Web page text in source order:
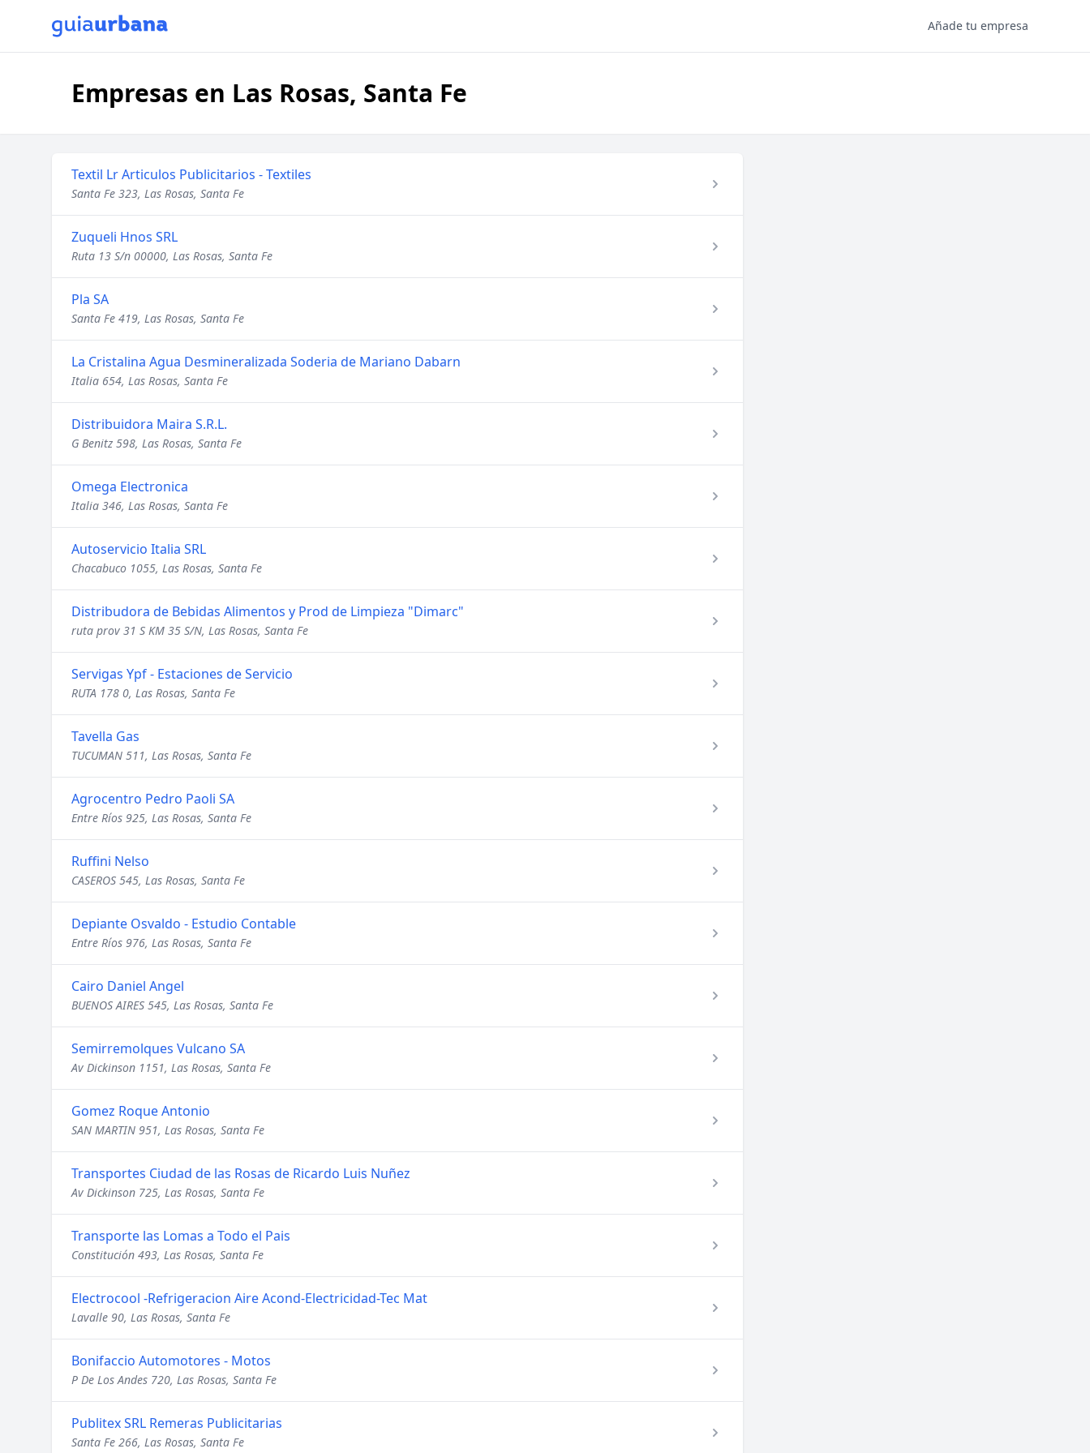
Añade tu empresa
Empresas en Las Rosas, Santa Fe
Textil Lr Articulos Publicitarios - Textiles
Santa Fe 323, Las Rosas, Santa Fe
Zuqueli Hnos SRL
Ruta 13 S/n 00000, Las Rosas, Santa Fe
Pla SA
Santa Fe 419, Las Rosas, Santa Fe
La Cristalina Agua Desmineralizada Soderia de Mariano Dabarn
Italia 654, Las Rosas, Santa Fe
Distribuidora Maira S.R.L.
G Benitz 598, Las Rosas, Santa Fe
Omega Electronica
Italia 346, Las Rosas, Santa Fe
Autoservicio Italia SRL
Chacabuco 1055, Las Rosas, Santa Fe
Distribudora de Bebidas Alimentos y Prod de Limpieza "Dimarc"
ruta prov 31 S KM 35 S/N, Las Rosas, Santa Fe
Servigas Ypf - Estaciones de Servicio
RUTA 178 0, Las Rosas, Santa Fe
Tavella Gas
TUCUMAN 511, Las Rosas, Santa Fe
Agrocentro Pedro Paoli SA
Entre Ríos 925, Las Rosas, Santa Fe
Ruffini Nelso
CASEROS 545, Las Rosas, Santa Fe
Depiante Osvaldo - Estudio Contable
Entre Ríos 976, Las Rosas, Santa Fe
Cairo Daniel Angel
BUENOS AIRES 545, Las Rosas, Santa Fe
Semirremolques Vulcano SA
Av Dickinson 1151, Las Rosas, Santa Fe
Gomez Roque Antonio
SAN MARTIN 951, Las Rosas, Santa Fe
Transportes Ciudad de las Rosas de Ricardo Luis Nuñez
Av Dickinson 725, Las Rosas, Santa Fe
Transporte las Lomas a Todo el Pais
Constitución 493, Las Rosas, Santa Fe
Electrocool -Refrigeracion Aire Acond-Electricidad-Tec Mat
Lavalle 90, Las Rosas, Santa Fe
Bonifaccio Automotores - Motos
P De Los Andes 720, Las Rosas, Santa Fe
Publitex SRL Remeras Publicitarias
Santa Fe 266, Las Rosas, Santa Fe